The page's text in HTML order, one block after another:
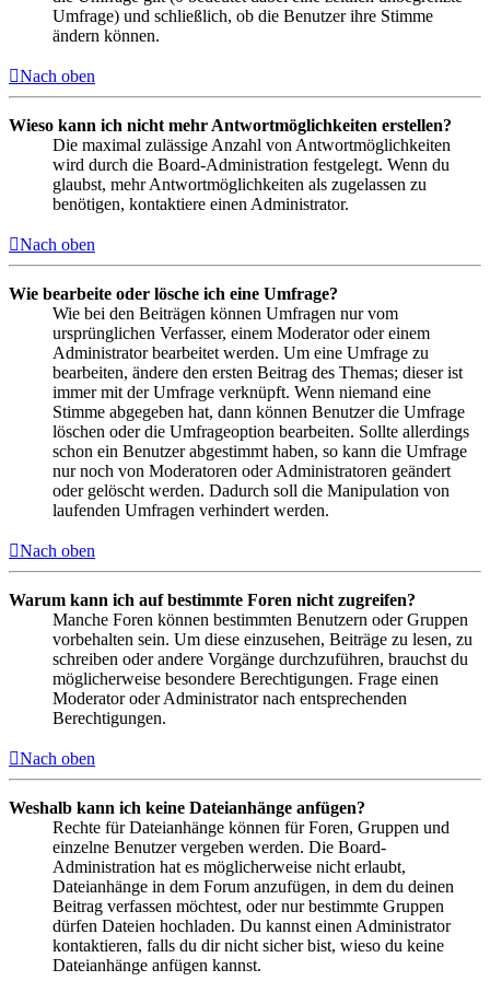
Umfrage) und schließlich, ob die Benutzer ihre Stimme
ändern können.
Nach oben
Wieso kann ich nicht mehr Antwortmöglichkeiten erstellen?
Die maximal zulässige Anzahl von Antwortmöglichkeiten
wird durch die Board-Administration festgelegt. Wenn du
glaubst, mehr Antwortmöglichkeiten als zugelassen zu
benötigen, kontaktiere einen Administrator.
Nach oben
Wie bearbeite oder lösche ich eine Umfrage?
Wie bei den Beiträgen können Umfragen nur vom
ursprünglichen Verfasser, einem Moderator oder einem
Administrator bearbeitet werden. Um eine Umfrage zu
bearbeiten, ändere den ersten Beitrag des Themas; dieser ist
immer mit der Umfrage verknüpft. Wenn niemand eine
Stimme abgegeben hat, dann können Benutzer die Umfrage
löschen oder die Umfrageoption bearbeiten. Sollte allerdings
schon ein Benutzer abgestimmt haben, so kann die Umfrage
nur noch von Moderatoren oder Administratoren geändert
oder gelöscht werden. Dadurch soll die Manipulation von
laufenden Umfragen verhindert werden.
Nach oben
Warum kann ich auf bestimmte Foren nicht zugreifen?
Manche Foren können bestimmten Benutzern oder Gruppen
vorbehalten sein. Um diese einzusehen, Beiträge zu lesen, zu
schreiben oder andere Vorgänge durchzuführen, brauchst du
möglicherweise besondere Berechtigungen. Frage einen
Moderator oder Administrator nach entsprechenden
Berechtigungen.
Nach oben
Weshalb kann ich keine Dateianhänge anfügen?
Rechte für Dateianhänge können für Foren, Gruppen und
einzelne Benutzer vergeben werden. Die Board-
Administration hat es möglicherweise nicht erlaubt,
Dateianhänge in dem Forum anzufügen, in dem du deinen
Beitrag verfassen möchtest, oder nur bestimmte Gruppen
dürfen Dateien hochladen. Du kannst einen Administrator
kontaktieren, falls du dir nicht sicher bist, wieso du keine
Dateianhänge anfügen kannst.